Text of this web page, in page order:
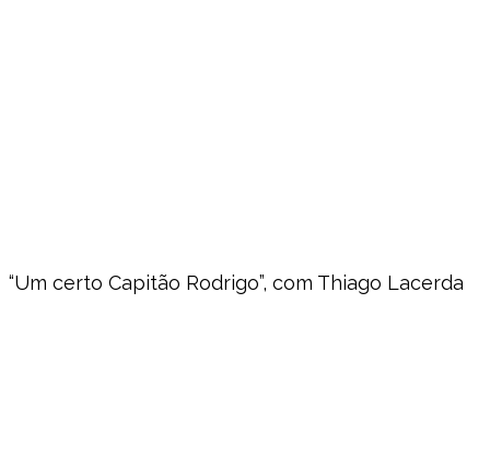
“Um certo Capitão Rodrigo”, com Thiago Lacerda